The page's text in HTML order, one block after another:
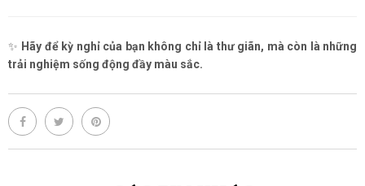
✨ Hãy để kỳ nghỉ của bạn không chỉ là thư giãn, mà còn là những
trải nghiệm sống động đầy màu sắc.